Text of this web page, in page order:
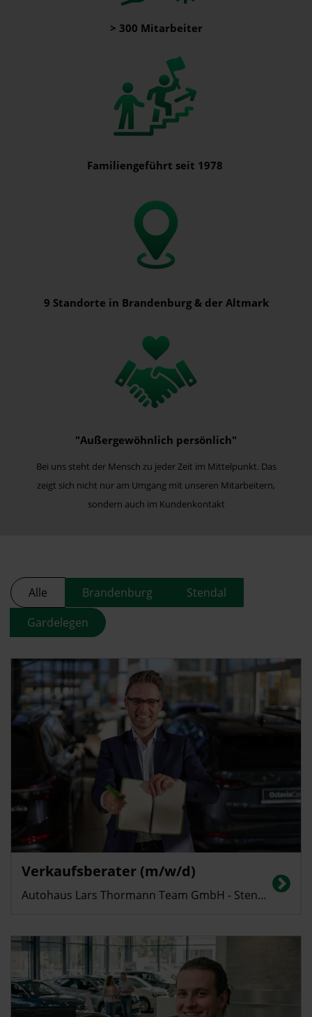
> 300 Mitarbeiter
Familiengeführt seit 1978
9 Standorte in Brandenburg & der Altmark
"Außergewöhnlich persönlich"
Bei uns steht der Mensch zu jeder Zeit im Mittelpunkt. Das
zeigt sich nicht nur am Umgang mit unseren Mitarbeitern,
sondern auch im Kundenkontakt
Alle Brandenburg
Stendal
Gardelegen
Verkaufsberater (m/w/d)
Autohaus Lars Thormann Team GmbH - Stendal